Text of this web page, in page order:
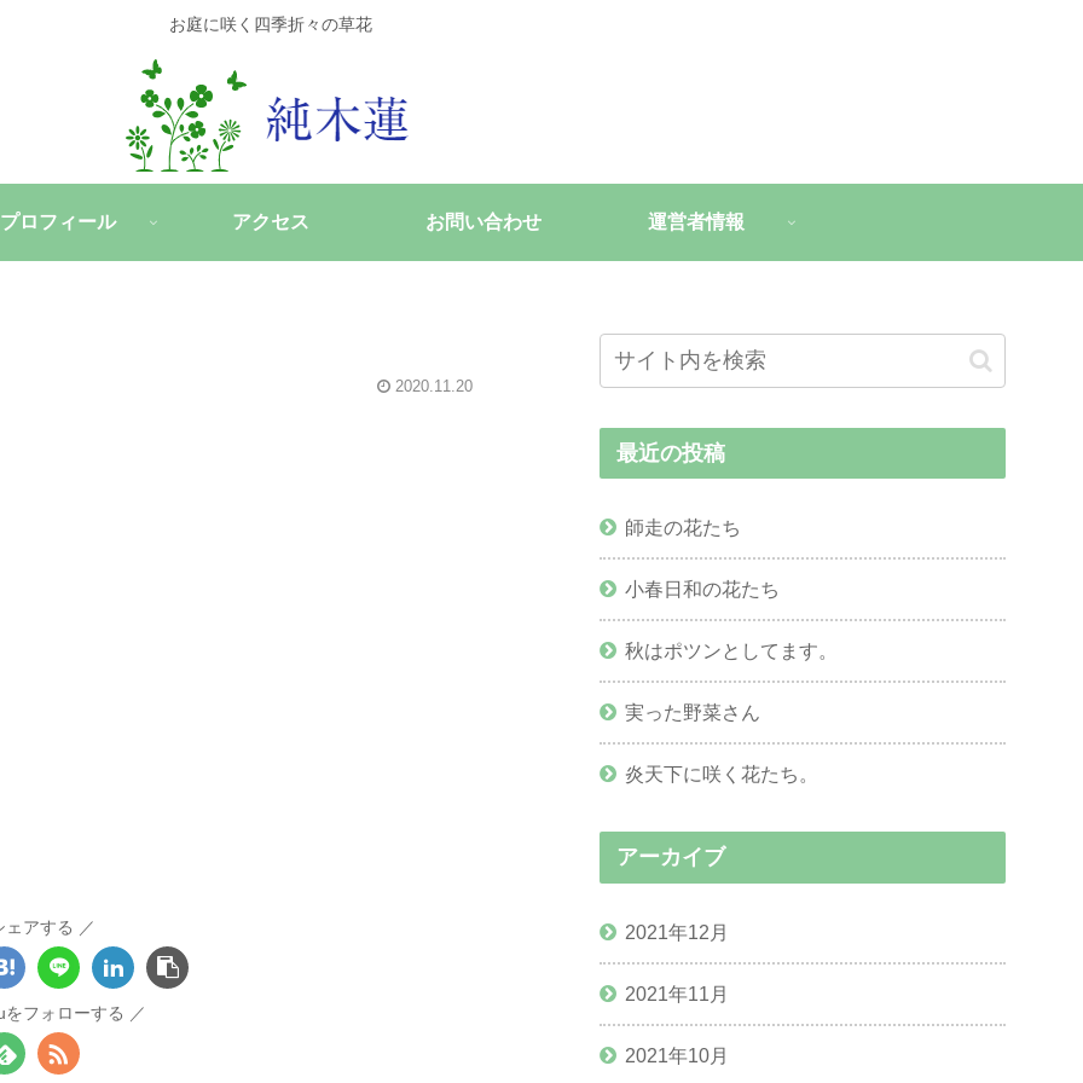
お庭に咲く四季折々の草花
プロフィール アクセス お問い合わせ 運営者情報
2020.11.20
ェアする
フォローする
最近の投稿
師走の花たち
小春日和の花たち
秋はポツンとしてます。
実った野菜さん
炎天下に咲く花たち。
アーカイブ
2021年12月
2021年11月
2021年10月